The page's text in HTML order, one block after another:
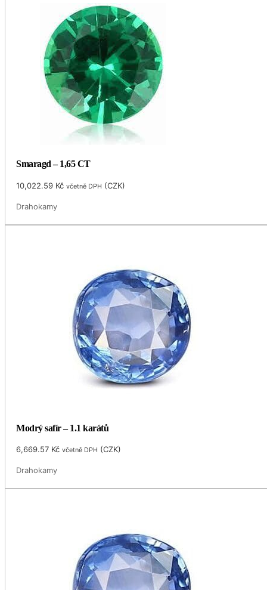
Smaragd – 1,65 CT
10,022.59 Kč včetně DPH (CZK)
Drahokamy
Modrý safír – 1.1 karátů
6,669.57 Kč včetně DPH (CZK)
Drahokamy